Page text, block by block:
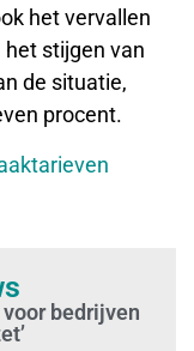
het vervallen
stijgen van
de situatie,
procent.
bedrijven